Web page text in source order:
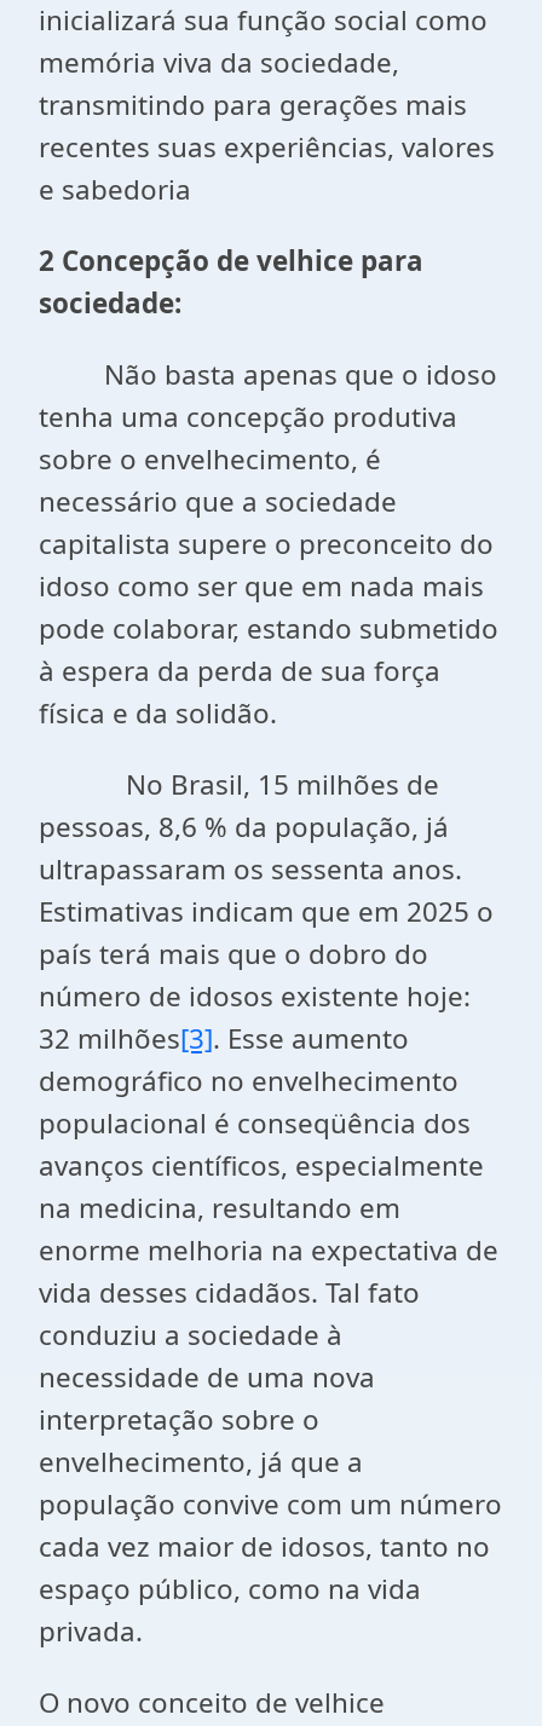
inicializará sua função social como
memória viva da sociedade,
transmitindo para gerações mais
recentes suas experiências, valores
e sabedoria
2 Concepção de velhice para
sociedade:
Não basta apenas que o idoso
tenha uma concepção produtiva
sobre o envelhecimento, é
necessário que a sociedade
capitalista supere o preconceito do
idoso como ser que em nada mais
pode colaborar, estando submetido
à espera da perda de sua força
física e da solidão.
No Brasil, 15 milhões de
pessoas, 8,6 % da população, já
ultrapassaram os sessenta anos.
Estimativas indicam que em 2025 o
país terá mais que o dobro do
número de idosos existente hoje:
32 milhões[3]. Esse aumento
demográfico no envelhecimento
populacional é conseqüência dos
avanços científicos, especialmente
na medicina, resultando em
enorme melhoria na expectativa de
vida desses cidadãos. Tal fato
conduziu a sociedade à
necessidade de uma nova
interpretação sobre o
envelhecimento, já que a
população convive com um número
cada vez maior de idosos, tanto no
espaço público, como na vida
privada.
O novo conceito de velhice